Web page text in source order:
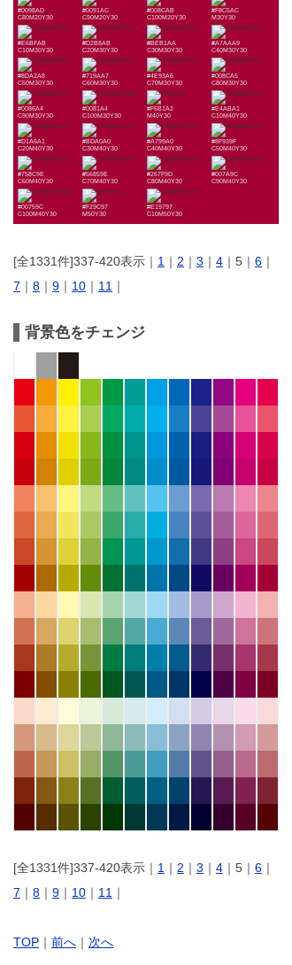
#0098AD
C80M20Y30
#0091AC
C90M20Y30
#008CAB
C100M20Y30
#F8C5AC
M30Y30
#E6BFAB
C10M30Y30
#D2B8AB
C20M30Y30
#BEB1AA
C30M30Y30
#A7AAA9
C40M30Y30
#8DA2A8
C50M30Y30
#719AA7
C60M30Y30
#4E93A6
C70M30Y30
#008CA5
C80M30Y30
#0086A4
C90M30Y30
#0081A4
C100M30Y30
#F5B1A2
M40Y30
#E4ABA1
C10M40Y30
#D1A6A1
C20M40Y30
#BDA0A0
C30M40Y30
#A799A0
C40M40Y30
#8F939F
C50M40Y30
#758C9E
C60M40Y30
#56859E
C70M40Y30
#267F9D
C80M40Y30
#007A9C
C90M40Y30
#00759C
C100M40Y30
#F29C97
M50Y30
#E19797
C10M50Y30
[全1331件]337-420表示｜ 1 ｜ 2 ｜ 3 ｜ 4 ｜5｜ 6 ｜
7 ｜ 8 ｜ 9 ｜ 10 ｜ 11 ｜
背景色をチェンジ
[全1331件]337-420表示｜ 1 ｜ 2 ｜ 3 ｜ 4 ｜5｜ 6 ｜
7 ｜ 8 ｜ 9 ｜ 10 ｜ 11 ｜
TOP ｜ 前へ ｜ 次へ